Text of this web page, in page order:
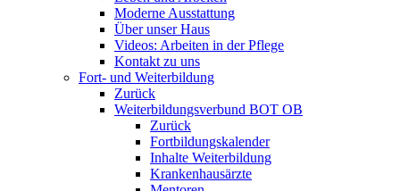
Moderne Ausstattung
Über unser Haus
Videos: Arbeiten in der Pflege
Kontakt zu uns
Fort- und Weiterbildung
Zurück
Weiterbildungsverbund BOT OB
Zurück
Fortbildungskalender
Inhalte Weiterbildung
Krankenhausärzte